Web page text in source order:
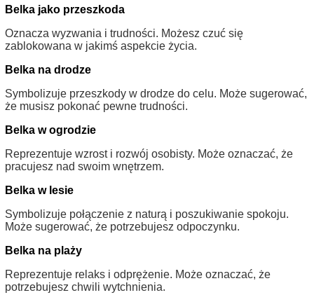
Belka jako przeszkoda
Oznacza wyzwania i trudności. Możesz czuć się
zablokowana w jakimś aspekcie życia.
Belka na drodze
Symbolizuje przeszkody w drodze do celu. Może sugerować,
że musisz pokonać pewne trudności.
Belka w ogrodzie
Reprezentuje wzrost i rozwój osobisty. Może oznaczać, że
pracujesz nad swoim wnętrzem.
Belka w lesie
Symbolizuje połączenie z naturą i poszukiwanie spokoju.
Może sugerować, że potrzebujesz odpoczynku.
Belka na plaży
Reprezentuje relaks i odprężenie. Może oznaczać, że
potrzebujesz chwili wytchnienia.